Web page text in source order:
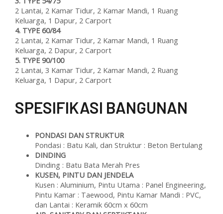
2 Lantai, 2 Kamar Tidur, 2 Kamar Mandi, 1 Ruang
Keluarga, 1 Dapur, 2 Carport
4. TYPE 60/84
2 Lantai, 2 Kamar Tidur, 2 Kamar Mandi, 1 Ruang
Keluarga, 2 Dapur, 2 Carport
5. TYPE 90/100
2 Lantai, 3 Kamar Tidur, 2 Kamar Mandi, 2 Ruang
Keluarga, 1 Dapur, 2 Carport
SPESIFIKASI BANGUNAN
PONDASI DAN STRUKTUR
Pondasi : Batu Kali, dan Struktur : Beton Bertulang
DINDING
Dinding : Batu Bata Merah Pres
KUSEN, PINTU DAN JENDELA
Kusen : Aluminium, Pintu Utama : Panel Engineering,
Pintu Kamar : Taewood, Pintu Kamar Mandi : PVC,
dan Lantai : Keramik 60cm x 60cm